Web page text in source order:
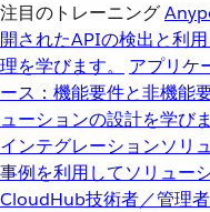
注目のトレーニング
開されたAPIの検出と利
理を学びます。
アプリケ
ース：機能要件と非機能
ューションの設計を学びま
インテグレーションソリ
事例を利用してソリュー
CloudHub技術者／管理